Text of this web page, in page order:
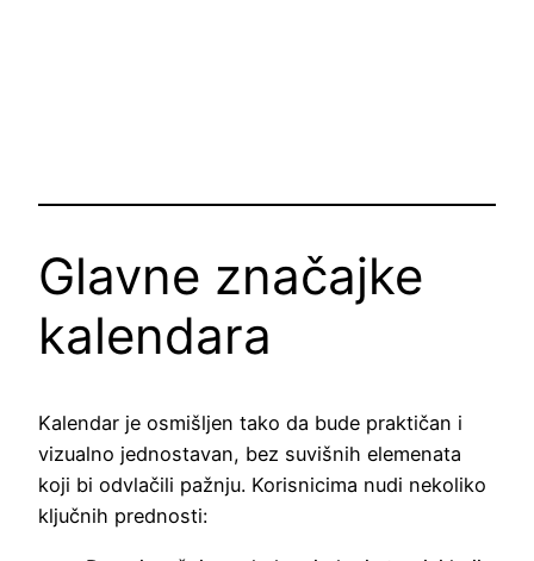
Glavne značajke
kalendara
Kalendar je osmišljen tako da bude praktičan i
vizualno jednostavan, bez suvišnih elemenata
koji bi odvlačili pažnju. Korisnicima nudi nekoliko
ključnih prednosti: